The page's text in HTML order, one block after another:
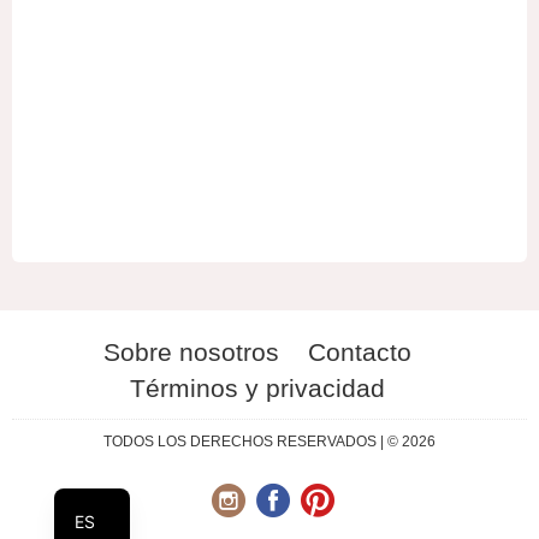
Sobre nosotros
Contacto
Términos y privacidad
TODOS LOS DERECHOS RESERVADOS | © 2026
ES